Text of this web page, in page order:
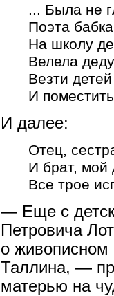
... Была не
Поэта
На школу
Велела
Везти
И
И далее:
Отец,
И брат, мой
Все трое
— Еще с
Петровича
о живописном
Таллина, —
матерью на